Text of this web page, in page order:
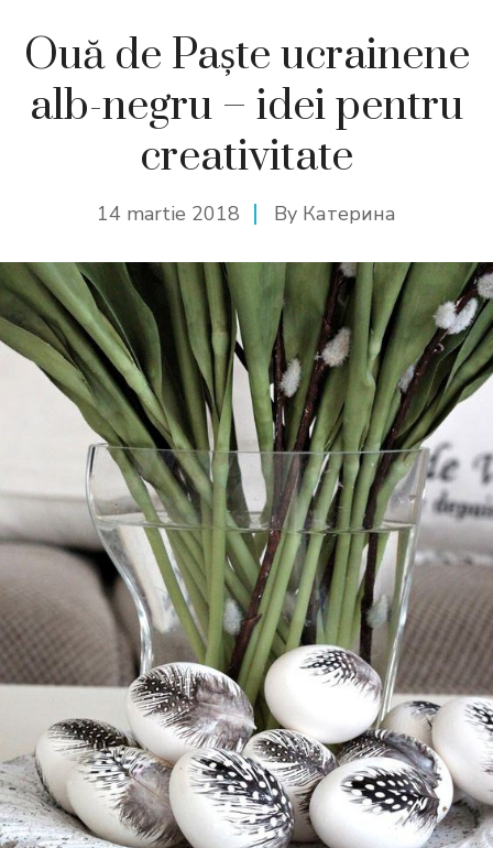
Ouă de Paște ucrainene
alb-negru – idei pentru
creativitate
14 martie 2018 By Катерина